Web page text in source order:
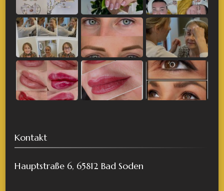
Kontakt
Hauptstraße 6, 65812 Bad Soden